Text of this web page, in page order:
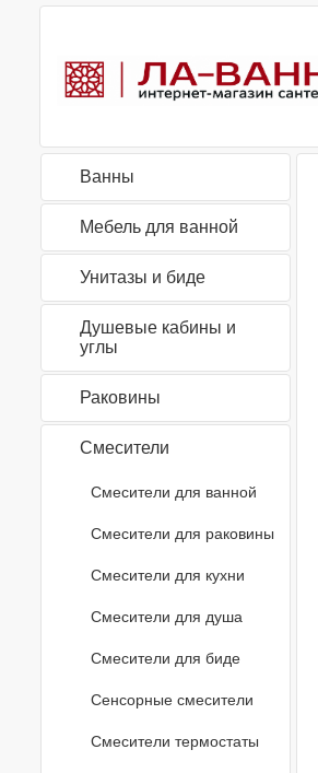
Ванны
Мебель для ванной
Унитазы и биде
Душевые кабины и
углы
Раковины
Смесители
Смесители для ванной
Смесители для раковины
Смесители для кухни
Смесители для душа
Смесители для биде
Сенсорные смесители
Смесители термостаты